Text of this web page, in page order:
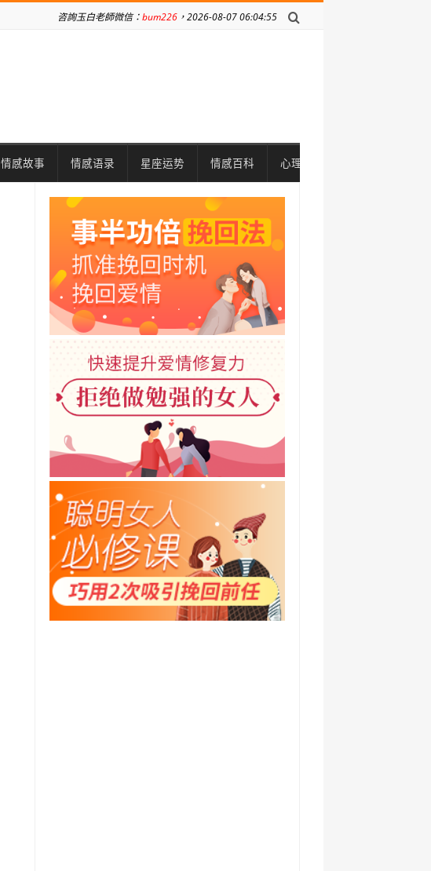
咨詢玉白老師微信：bum226 ，2026-08-07 06:04:55
情感故事 情感语录 星座运势 情感百科 心理问题